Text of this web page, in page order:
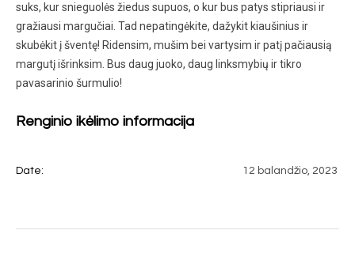
suks, kur snieguolės žiedus supuos, o kur bus patys stipriausi ir
gražiausi margučiai. Tad nepatingėkite, dažykit kiaušinius ir
skubėkit į šventę! Ridensim, mušim bei vartysim ir patį pačiausią
margutį išrinksim. Bus daug juoko, daug linksmybių ir tikro
pavasarinio šurmulio!
Renginio ikėlimo informacija
Date: 12 balandžio, 2023